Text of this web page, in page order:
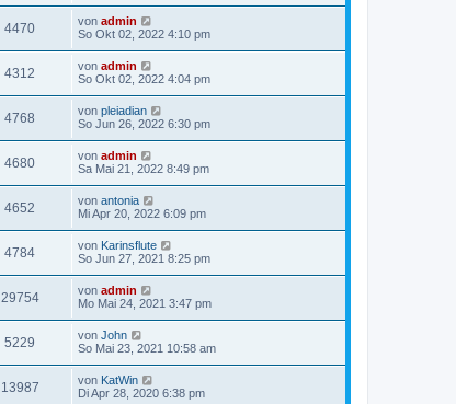
4470 von admin
So Okt 02, 2022 4:10 pm
4312 von admin
So Okt 02, 2022 4:04 pm
4768 von pleiadian
So Jun 26, 2022 6:30 pm
4680 von admin
Sa Mai 21, 2022 8:49 pm
4652 von antonia
Mi Apr 20, 2022 6:09 pm
4784 von Karinsflute
So Jun 27, 2021 8:25 pm
29754 von admin
Mo Mai 24, 2021 3:47 pm
5229 von John
So Mai 23, 2021 10:58 am
13987 von KatWin
Di Apr 28, 2020 6:38 pm